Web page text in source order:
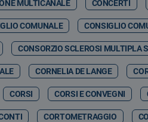
MULTICANALE CONCERTI
COMUNALE CONSIGLIO
CONSORZIO SCLEROSI MULTIPLA
CORNELIA DE LANGE
CORSI CORSI E CONVEGNI
CORTOMETRAGGIO